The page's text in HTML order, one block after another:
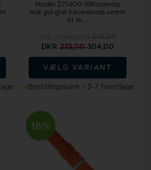
Model 271400-19Romenta
mat gul glat kalveskinds urrem
til sk...
DKR 275,00304,00
VÆLG VARIANT
Bestillingsvare - 3-7 hverdage
18%